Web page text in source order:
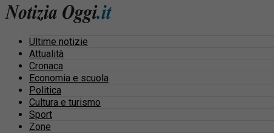
Ultime notizie
Attualità
Cronaca
Economia e scuola
Politica
Cultura e turismo
Sport
Zone